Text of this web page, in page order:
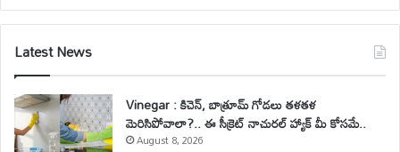
Latest News
Vinegar : కిచెన్, బాత్రూమ్ గోడలు తళతళ
మెరిసిపోవాలా?.. ఈ సీక్రెట్ నాచురల్ హ్యాక్ మీ కోసమే..
August 8, 2026